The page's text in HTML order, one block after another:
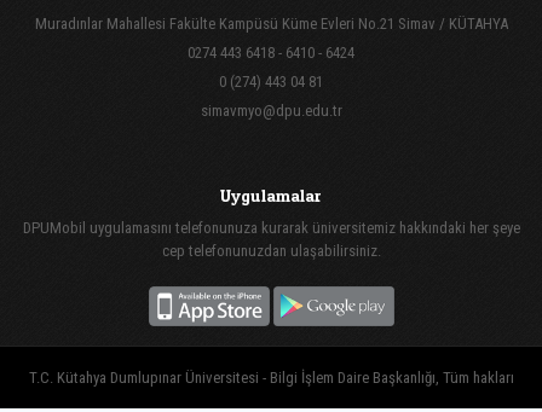
Muradınlar Mahallesi Fakülte Kampüsü Küme Evleri No.21 Simav / KÜTAHYA
0274 443 6418 - 6410 - 6424
0 (274) 443 04 81
simavmyo@dpu.edu.tr
Uygulamalar
DPUMobil uygulamasını telefonunuza kurarak üniversitemiz hakkındaki her şeye
cep telefonunuzdan ulaşabilirsiniz.
T.C. Kütahya Dumlupınar Üniversitesi - Bilgi İşlem Daire Başkanlığı, Tüm hakları